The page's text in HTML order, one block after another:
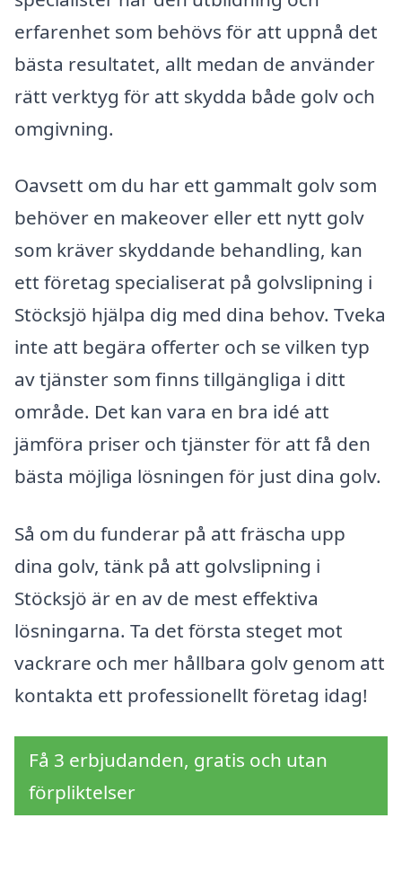
erfarenhet som behövs för att uppnå det
bästa resultatet, allt medan de använder
rätt verktyg för att skydda både golv och
omgivning.
Oavsett om du har ett gammalt golv som
behöver en makeover eller ett nytt golv
som kräver skyddande behandling, kan
ett företag specialiserat på golvslipning i
Stöcksjö hjälpa dig med dina behov. Tveka
inte att begära offerter och se vilken typ
av tjänster som finns tillgängliga i ditt
område. Det kan vara en bra idé att
jämföra priser och tjänster för att få den
bästa möjliga lösningen för just dina golv.
Så om du funderar på att fräscha upp
dina golv, tänk på att golvslipning i
Stöcksjö är en av de mest effektiva
lösningarna. Ta det första steget mot
vackrare och mer hållbara golv genom att
kontakta ett professionellt företag idag!
Få 3 erbjudanden, gratis och utan
förpliktelser